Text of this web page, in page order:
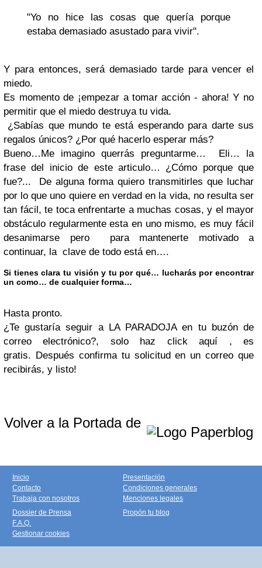
"Yo no hice las cosas que quería porque
estaba demasiado asustado para vivir".
Y para entonces, será demasiado tarde para vencer el
miedo.
Es momento de ¡empezar a tomar acción - ahora! Y no
permitir que el miedo destruya tu vida.
¿Sabías que mundo te está esperando para darte sus
regalos únicos? ¿Por qué hacerlo esperar más?
Bueno…Me imagino querrás preguntarme… Eli… la
frase del inicio de este articulo… ¿Cómo porque que
fue?... De alguna forma quiero transmitirles que luchar
por lo que uno quiere en verdad en la vida, no resulta ser
tan fácil, te toca enfrentarte a muchas cosas, y el mayor
obstáculo regularmente esta en uno mismo, es muy fácil
desanimarse pero para mantenerte motivado a
continuar, la clave de todo está en….
Si tienes clara tu visión y tu por qué… lucharás por encontrar
un como… de cualquier forma…
Hasta pronto.
¿Te gustaría seguir a LA PARADOJA en tu buzón de
correo electrónico?, solo haz click aquí , es
gratis. Después confirma tu solicitud en un correo que
recibirás, y listo!
Volver a la Portada de
Inicio
Contacto
Trabaja con nosotros
Presentación
Condiciones generales
Menciones legales
Dossier de Prensa
F.A.Q.
Gestionar cookies
Propón tu blog